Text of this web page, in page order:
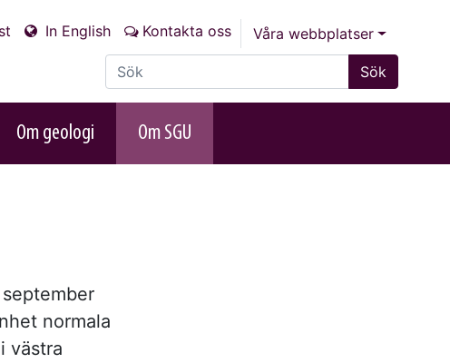
In English Kontakta oss
Våra webbplatser
Sök på sajten
Sök
Om geologi Om SGU
normala
västra